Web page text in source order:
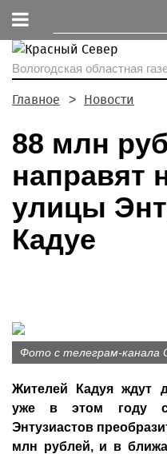
Вологодская областная
Главное Новости
88 млн
направят
улицы
Кадуе
Фото с телеграм-канала
Жителей Кадуя ждут
уже в этом году
Энтузиастов
млн рублей, и в